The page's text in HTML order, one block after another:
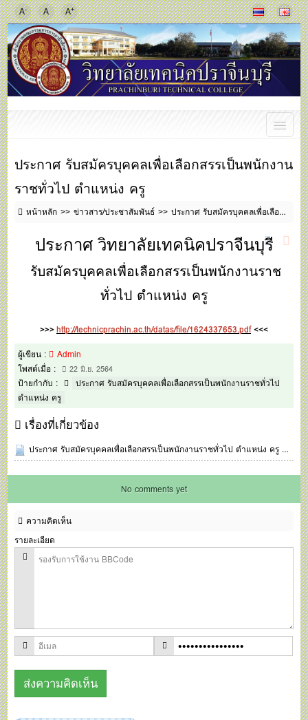
A- A A+
ประกาศ รับสมัครบุคคลเพื่อเลือกสรรเป็นพนักงาน
ราชทั่วไป ตำแหน่ง ครู
หน้าหลัก ข่าวสาร/ประชาสัมพันธ์ ประกาศ รับสมัครบุคคลเพื่อเลือกสรรเป็นพนักงานราชทั่วไป ตำแหน่ง ครู
ประกาศ วิทยาลัยเทคนิคปราจีนบุรี
รับสมัครบุคคลเพื่อเลือกสรรเป็นพนักงานราช
ทั่วไป ตำแหน่ง ครู
>>>http://technicprachin.ac.th/datas/file/1624337653.pdf<<<
ผู้เขียน :
Admin
โพสต์เมื่อ :
22 มิ.ย. 2564
ป้ายกำกับ :
ประกาศ รับสมัครบุคคลเพื่อเลือกสรรเป็นพนักงานราชทั่วไป
ตำแหน่ง ครู
เรื่องที่เกี่ยวข้อง
ประกาศ รับสมัครบุคคลเพื่อเลือกสรรเป็นพนักงานราชทั่วไป ตำแหน่ง ครู ก.ค
No comments yet
ความคิดเห็น
รายละเอียด